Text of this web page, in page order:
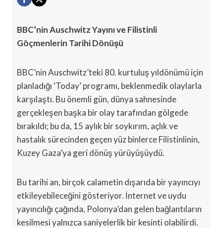
BBC’nin Auschwitz Yayını ve Filistinli
Göçmenlerin Tarihi Dönüşü
BBC’nin Auschwitz’teki 80. kurtuluş yıldönümü için
planladığı ‘Today’ programı, beklenmedik olaylarla
karşılaştı. Bu önemli gün, dünya sahnesinde
gerçekleşen başka bir olay tarafından gölgede
bırakıldı; bu da, 15 aylık bir soykırım, açlık ve
hastalık sürecinden geçen yüz binlerce Filistinlinin,
Kuzey Gaza’ya geri dönüş yürüyüşüydü.
Bu tarihi an, birçok calametin dışarıda bir yayıncıyı
etkileyebileceğini gösteriyor. İnternet ve uydu
yayıncılığı çağında, Polonya’dan gelen bağlantıların
kesilmesi yalnızca saniyelerlik bir kesinti olabilirdi.